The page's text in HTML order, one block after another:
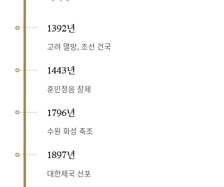
1392년
고려 멸망, 조선 건국
1443년
훈민정음 창제
1796년
수원 화성 축조
1897년
대한제국 선포